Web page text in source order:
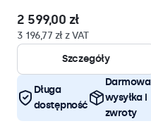
2 599,00 zł
3 196,77 zł z VAT
Szczegóły
Długa
dostępność
Darmowa
wysyłka i
zwroty